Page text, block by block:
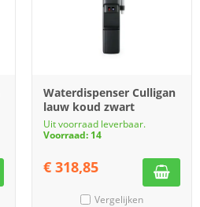
Waterdispenser Culligan
lauw koud zwart
Uit voorraad leverbaar.
Voorraad: 14
€ 318,85
Vergelijken